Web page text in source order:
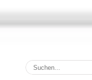
Suche
nach: